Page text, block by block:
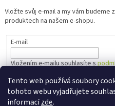
Tento web používá soubory
tohoto webu vyjadřujete
informacízde.
Vložte svůj e-mail a my vám budeme
produktech na našem e-shopu.
E-mail
Vložením e-mailu souhlasíte s
PŘIHLÁSIT SE